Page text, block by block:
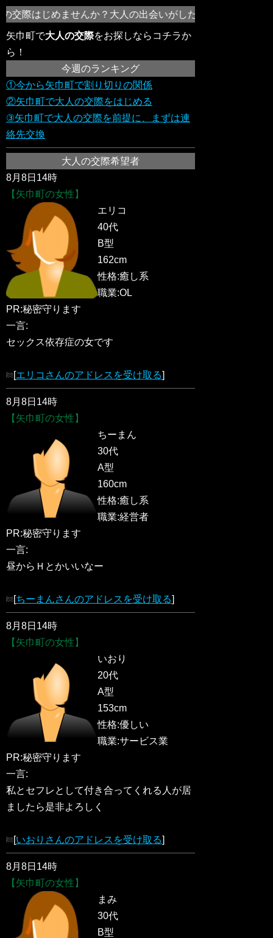
交際はじめませんか？大人の出会いがしたい！不倫の恋を
矢巾町で大人の交際をお探しならコチラか
ら！
今週のランキング
①今から矢巾町で割り切りの関係
②矢巾町で大人の交際をはじめる
③矢巾町で大人の交際を前提に、まずは連
絡先交換
大人の交際希望者
8月8日14時
【矢巾町の女性】
エリコ
40代
B型
162cm
性格:癒し系
職業:OL
PR:秘密守ります
一言:
セックス依存症の女です
[エリコさんのアドレスを受け取る]
8月8日14時
【矢巾町の女性】
ちーまん
30代
A型
160cm
性格:癒し系
職業:経営者
PR:秘密守ります
一言:
昼からＨとかいいなー
[ちーまんさんのアドレスを受け取る]
8月8日14時
【矢巾町の女性】
いおり
20代
A型
153cm
性格:優しい
職業:サービス業
PR:秘密守ります
一言:
私とセフレとして付き合ってくれる人が居
ましたら是非よろしく
[いおりさんのアドレスを受け取る]
8月8日14時
【矢巾町の女性】
まみ
30代
B型